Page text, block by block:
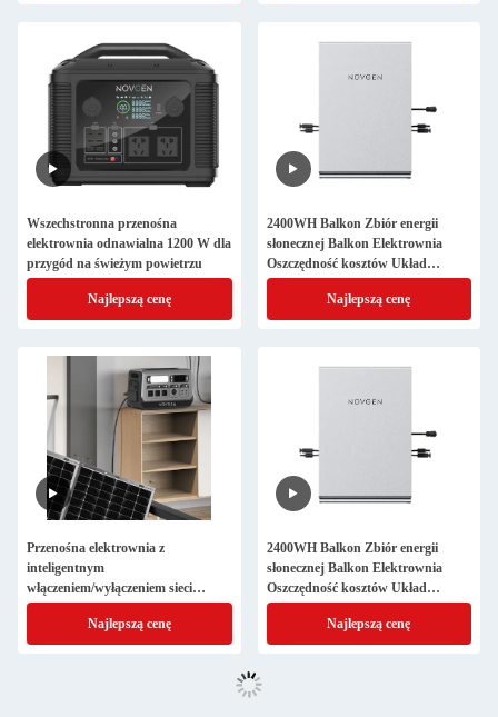
Wszechstronna przenośna
elektrownia odnawialna 1200 W dla
przygód na świeżym powietrzu
Najlepszą cenę
2400WH Balkon Zbiór energii
słonecznej Balkon Elektrownia
Oszczędność kosztów Układ
słoneczny
Najlepszą cenę
Przenośna elektrownia z
inteligentnym
włączeniem/wyłączeniem sieci
elektrycznej
Najlepszą cenę
2400WH Balkon Zbiór energii
słonecznej Balkon Elektrownia
Oszczędność kosztów Układ
słoneczny
Najlepszą cenę